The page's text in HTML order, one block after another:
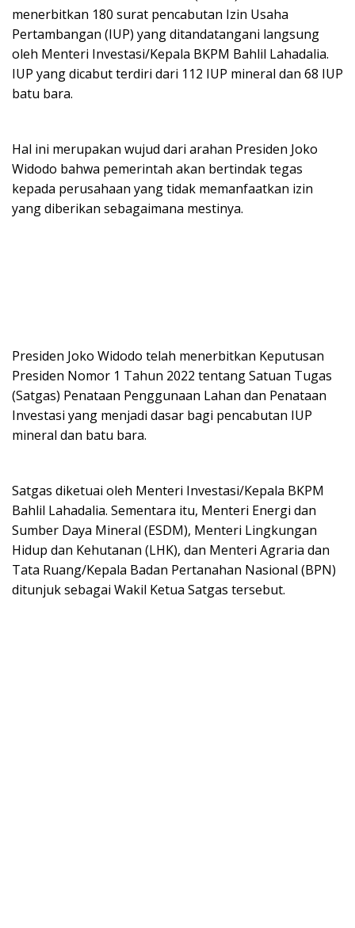
menerbitkan 180 surat pencabutan Izin Usaha
Pertambangan (IUP) yang ditandatangani langsung
oleh Menteri Investasi/Kepala BKPM Bahlil Lahadalia.
IUP yang dicabut terdiri dari 112 IUP mineral dan 68 IUP
batu bara.
Hal ini merupakan wujud dari arahan Presiden Joko
Widodo bahwa pemerintah akan bertindak tegas
kepada perusahaan yang tidak memanfaatkan izin
yang diberikan sebagaimana mestinya.
Presiden Joko Widodo telah menerbitkan Keputusan
Presiden Nomor 1 Tahun 2022 tentang Satuan Tugas
(Satgas) Penataan Penggunaan Lahan dan Penataan
Investasi yang menjadi dasar bagi pencabutan IUP
mineral dan batu bara.
Satgas diketuai oleh Menteri Investasi/Kepala BKPM
Bahlil Lahadalia. Sementara itu, Menteri Energi dan
Sumber Daya Mineral (ESDM), Menteri Lingkungan
Hidup dan Kehutanan (LHK), dan Menteri Agraria dan
Tata Ruang/Kepala Badan Pertanahan Nasional (BPN)
ditunjuk sebagai Wakil Ketua Satgas tersebut.